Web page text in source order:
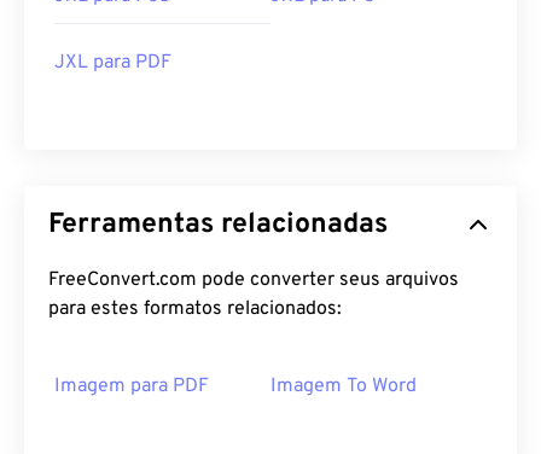
JXL para PDF
Ferramentas relacionadas
FreeConvert.com pode converter seus arquivos
para estes formatos relacionados:
Imagem para PDF Imagem To Word